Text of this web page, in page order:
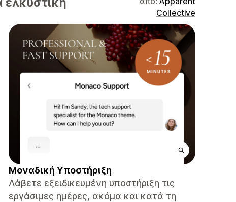
Collective
Μοναδική Υποστήριξη
Λάβετε εξειδικευμένη υποστήριξη τις
εργάσιμες ημέρες, ακόμα και κατά τη